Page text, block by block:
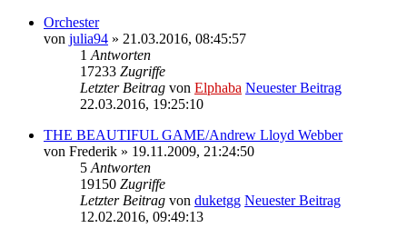
Orchester
von julia94 » 21.03.2016, 08:45:57
1 Antworten
17233 Zugriffe
Letzter Beitrag von Elphaba Neuester Beitrag
22.03.2016, 19:25:10
THE BEAUTIFUL GAME/Andrew Lloyd Webber
von Frederik » 19.11.2009, 21:24:50
5 Antworten
19150 Zugriffe
Letzter Beitrag von duketgg Neuester Beitrag
12.02.2016, 09:49:13